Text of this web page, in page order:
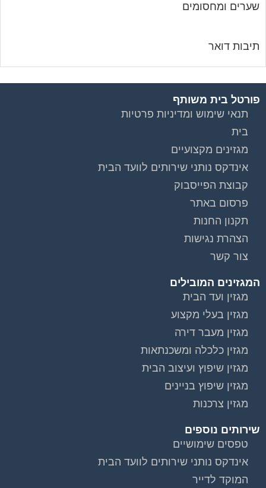
שערים ומחסומים
תיבות דואר
פורטל בית משותף
תנאי שימוש ומדיניות פרטיות
בית
מגזינים מקצועיים
אינדקס נותני שירותים לוועד הבית
קבוצת הפייסבוק
פרסום באתר
תקנון החנות
הצהרת נגישות
צור קשר
המגזינים המובילים
מגזין ועד הבית
מגזין בעלי מקצוע
מגזין מעבר דירה
מגזין כלכלה ומשכנתאות
מגזין שיפוץ ועיצוב הבית
מגזין שיפוץ בניינים
מגזין צרכנות
שירותים נוספים
טפסים שימושיים
אינדקס נותני שירותים לוועד הבית
המוקד לדייר